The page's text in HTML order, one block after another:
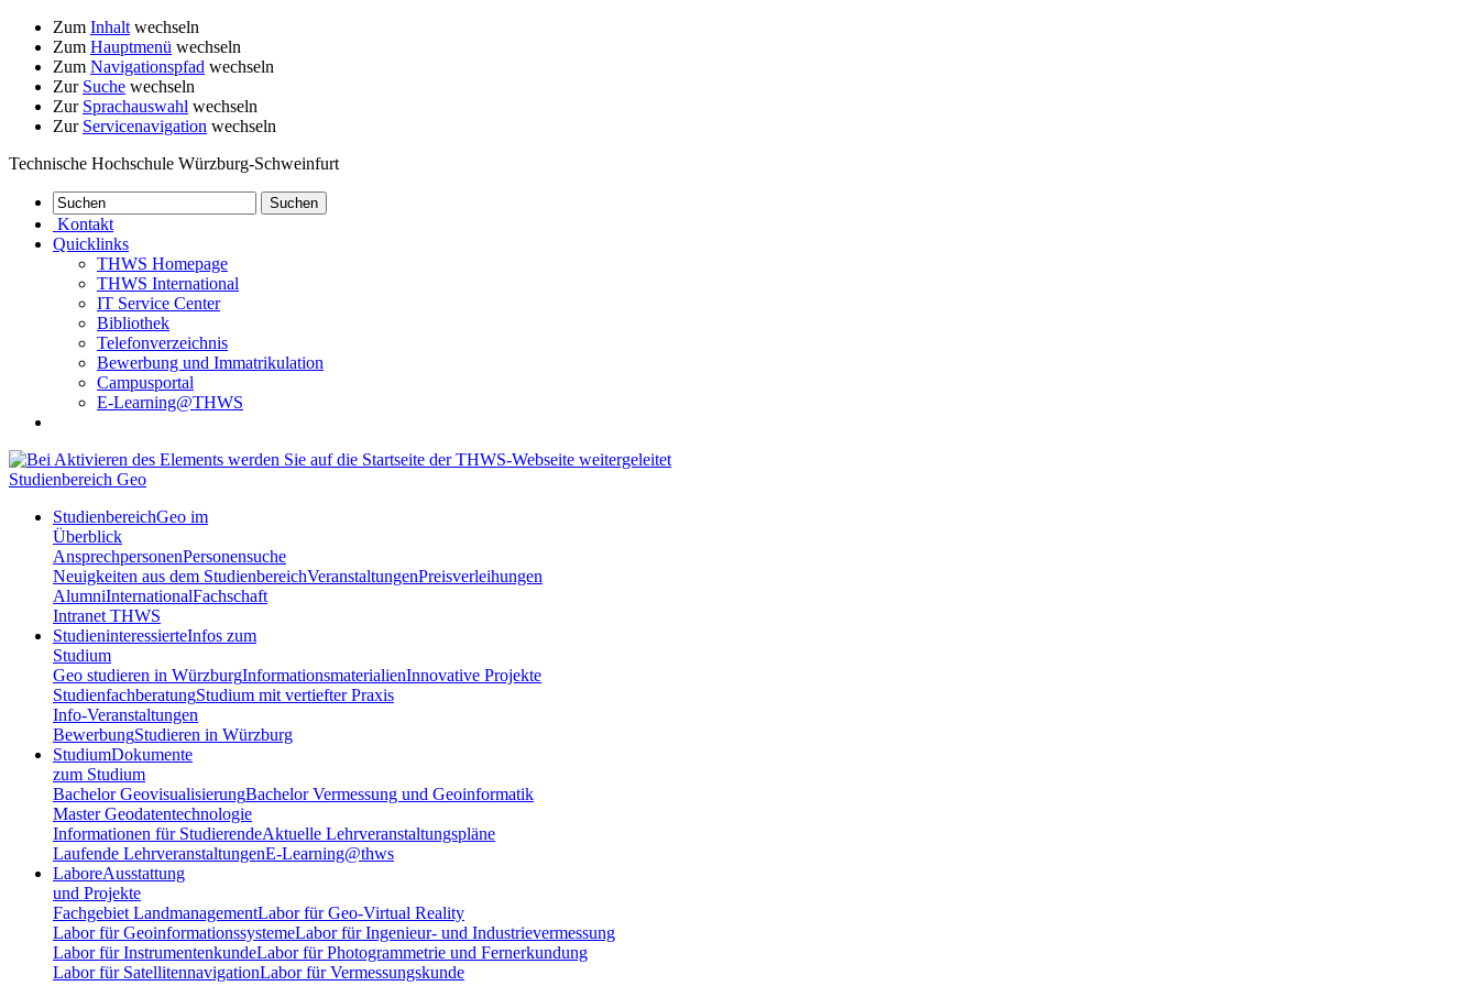
Zum Inhalt wechseln
Zum Hauptmenü wechseln
Zum Navigationspfad wechseln
Zur Suche wechseln
Zur Sprachauswahl wechseln
Zur Servicenavigation wechseln
Technische Hochschule Würzburg-Schweinfurt
Kontakt
Quicklinks
THWS Homepage
THWS International
IT Service Center
Bibliothek
Telefonverzeichnis
Bewerbung und Immatrikulation
Campusportal
E-Learning@THWS
Studienbereich Geo
StudienbereichGeo im
Überblick
AnsprechpersonenPersonensuche
Neuigkeiten aus dem StudienbereichVeranstaltungenPreisverleihungen
AlumniInternationalFachschaft
Intranet THWS
StudieninteressierteInfos zum
Studium
Geo studieren in WürzburgInformationsmaterialienInnovative Projekte
StudienfachberatungStudium mit vertiefter Praxis
Info-Veranstaltungen
BewerbungStudieren in Würzburg
StudiumDokumente
zum Studium
Bachelor GeovisualisierungBachelor Vermessung und Geoinformatik
Master Geodatentechnologie
Informationen für StudierendeAktuelle Lehrveranstaltungspläne
Laufende LehrveranstaltungenE-Learning@thws
LaboreAusstattung
und Projekte
Fachgebiet LandmanagementLabor für Geo-Virtual Reality
Labor für GeoinformationssystemeLabor für Ingenieur- und Industrievermessung
Labor für InstrumentenkundeLabor für Photogrammetrie und Fernerkundung
Labor für SatellitennavigationLabor für Vermessungskunde